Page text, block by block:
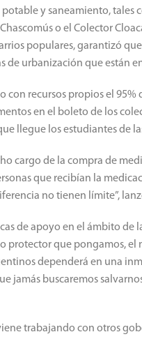
y saneamiento, tales
o el Colector
populares, garantizó
de urbanización que están
recursos propios el 95%
en el boleto de los
llegue los estudiantes de
cargo de la compra de
que recibían la
no tienen límite”,
de apoyo en el ámbito de
protector que pongamos,
dependerá en una
jamás buscaremos
trabajando con otros